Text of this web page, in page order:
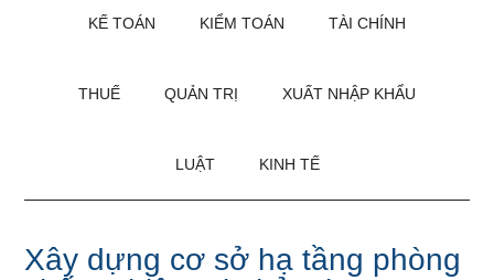
KẾ TOÁN KIỂM TOÁN TÀI CHÍNH
THUẾ QUẢN TRỊ XUẤT NHẬP KHẨU
LUẬT KINH TẾ
Xây dựng cơ sở hạ tầng phòng